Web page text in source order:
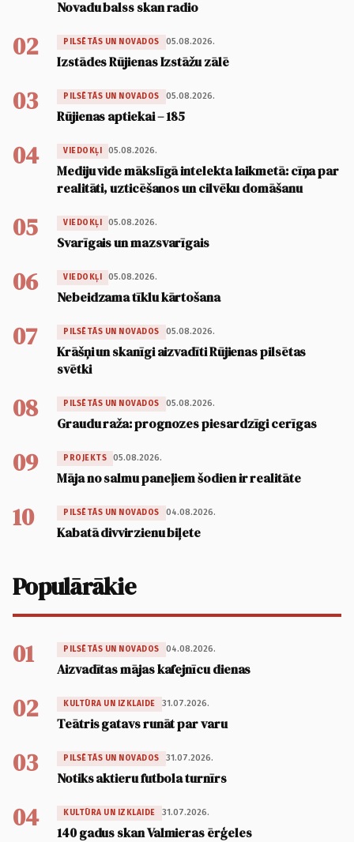
Novadu balss skan radio
02 PILSĒTĀS UN NOVADOS 05.08.2026.
Izstādes Rūjienas Izstāžu zālē
03 PILSĒTĀS UN NOVADOS 05.08.2026.
Rūjienas aptiekai – 185
04 VIEDOKĻI 05.08.2026.
Mediju vide mākslīgā intelekta laikmetā: cīņa par
realitāti, uzticēšanos un cilvēku domāšanu
05 VIEDOKĻI 05.08.2026.
Svarīgais un mazsvarīgais
06 VIEDOKĻI 05.08.2026.
Nebeidzama tīklu kārtošana
07 PILSĒTĀS UN NOVADOS 05.08.2026.
Krāšņi un skanīgi aizvadīti Rūjienas pilsētas
svētki
08 PILSĒTĀS UN NOVADOS 05.08.2026.
Graudu raža: prognozes piesardzīgi cerīgas
09 PROJEKTS 05.08.2026.
Māja no salmu paneļiem šodien ir realitāte
10 PILSĒTĀS UN NOVADOS 04.08.2026.
Kabatā divvirzienu biļete
Populārākie
01 PILSĒTĀS UN NOVADOS 04.08.2026.
Aizvadītas mājas kafejnīcu dienas
02 KULTŪRA UN IZKLAIDE 31.07.2026.
Teātris gatavs runāt par varu
03 PILSĒTĀS UN NOVADOS 31.07.2026.
Notiks aktieru futbola turnīrs
04 KULTŪRA UN IZKLAIDE 31.07.2026.
140 gadus skan Valmieras ērģeles